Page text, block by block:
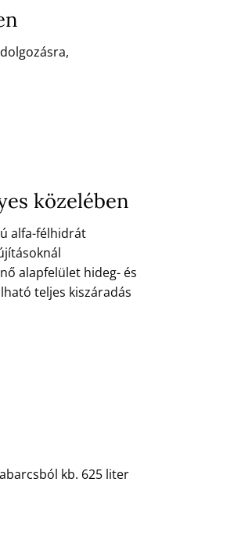
közelében
alfa-félhidrát
alapfelület hideg- és
teljes kiszáradás
kb. 625 liter